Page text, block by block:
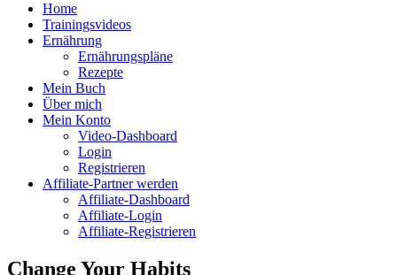
Home
Trainingsvideos
Ernährung
Ernährungspläne
Rezepte
Mein Buch
Über mich
Mein Konto
Video-Dashboard
Login
Registrieren
Affiliate-Partner werden
Affiliate-Dashboard
Affiliate-Login
Affiliate-Registrieren
Change Your Habits